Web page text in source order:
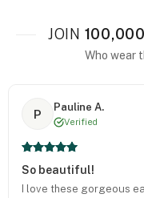
JOIN
Who wear
P
Pauline A.
Verified
So beautiful!
I love these gorgeous